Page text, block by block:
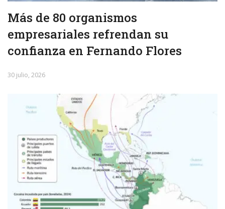
Más de 80 organismos
empresariales refrendan su
confianza en Fernando Flores
30 julio, 2026